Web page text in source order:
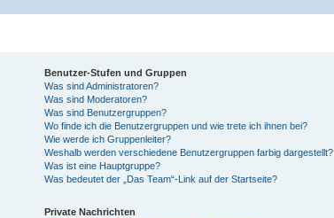
Benutzer-Stufen und Gruppen
Was sind Administratoren?
Was sind Moderatoren?
Was sind Benutzergruppen?
Wo finde ich die Benutzergruppen und wie trete ich ihnen bei?
Wie werde ich Gruppenleiter?
Weshalb werden verschiedene Benutzergruppen farbig dargestellt?
Was ist eine Hauptgruppe?
Was bedeutet der „Das Team“-Link auf der Startseite?
Private Nachrichten